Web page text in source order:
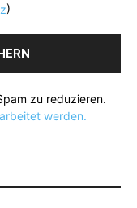
)
zu reduzieren.
werden.